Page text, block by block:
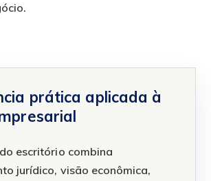
prática aplicada à
escritório combina
jurídico, visão econômica,